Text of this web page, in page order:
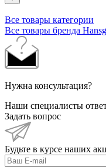
Все товары категории
Все товары бренда
Нужна консультация?
Наши специалисты
Задать вопрос
Будьте в курсе наших